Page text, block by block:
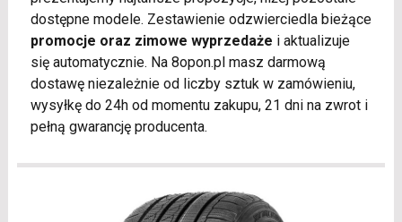
dostępne modele. Zestawienie odzwierciedla bieżące
promocje oraz zimowe wyprzedaże i aktualizuje
się automatycznie. Na 8opon.pl masz darmową
dostawę niezależnie od liczby sztuk w zamówieniu,
wysyłkę do 24h od momentu zakupu, 21 dni na zwrot i
pełną gwarancję producenta.